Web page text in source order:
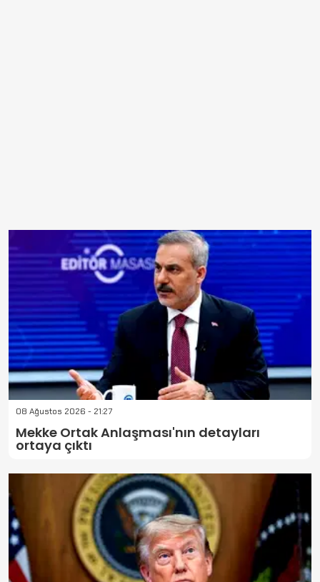
08 Ağustos 2026 - 21:27
Mekke Ortak Anlaşması'nın detayları
ortaya çıktı